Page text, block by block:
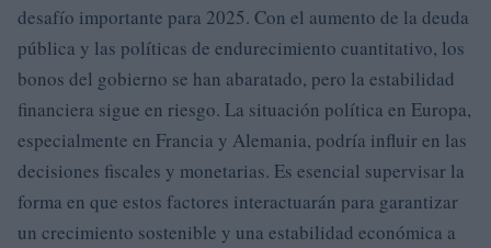
desafío importante para 2025. Con el aumento de la deuda
pública y las políticas de endurecimiento cuantitativo, los
bonos del gobierno se han abaratado, pero la estabilidad
financiera sigue en riesgo. La situación política en Europa,
especialmente en Francia y Alemania, podría influir en las
decisiones fiscales y monetarias. Es esencial supervisar la
forma en que estos factores interactuarán para garantizar
un crecimiento sostenible y una estabilidad económica a